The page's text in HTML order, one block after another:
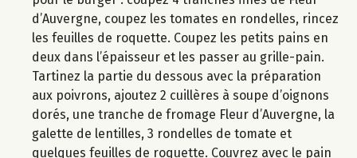
d’Auvergne, coupez les tomates en rondelles, rincez
les feuilles de roquette. Coupez les petits pains en
deux dans l’épaisseur et les passer au grille-pain.
Tartinez la partie du dessous avec la préparation
aux poivrons, ajoutez 2 cuillères à soupe d’oignons
dorés, une tranche de fromage Fleur d’Auvergne, la
galette de lentilles, 3 rondelles de tomate et
quelques feuilles de roquette. Couvrez avec le pain